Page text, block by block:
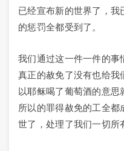
已经宣布新的世界了，我
的惩罚全都受到了。
我们通过这一件一件的事
真正的赦免了没有也给我
以耶稣喝了葡萄酒的意
所以的罪得赦免的工全
世了，处理了我们一切所